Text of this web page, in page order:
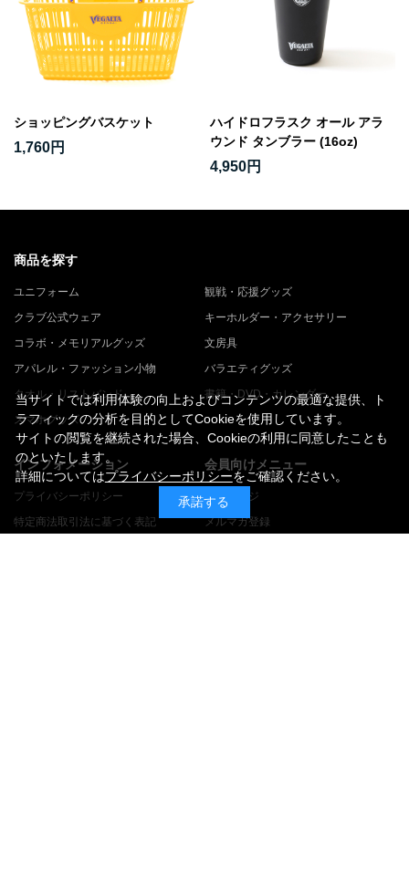
ショッピングバスケット
1,760円
ハイドロフラスク オール アラ
ウンド タンブラー (16oz)
4,950円
商品を探す
ユニフォーム
観戦・応援グッズ
クラブ公式ウェア
キーホルダー・アクセサリー
コラボ・メモリアルグッズ
文房具
アパレル・ファッション小物
バラエティグッズ
タオル・リストバンド
書籍・DVD・カレンダー
スマホグッズ
インフォメーション
プライバシーポリシー
特定商法取引法に基づく表記
会員向けメニュー
マイページ
メルマガ登録
当サイトでは利用体験の向上およびコンテンツの最適な提供、ト
ラフィックの分析を目的としてCookieを使用しています。
サイトの閲覧を継続された場合、Cookieの利用に同意したことも
のといたします。
詳細についてはプライバシーポリシーをご確認ください。
承諾する